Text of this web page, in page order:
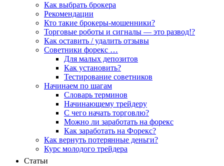
Как выбрать брокера
Рекомендации
Кто такие брокеры-мошенники?
Торговые роботы и сигналы — это развод!?
Как оставить / удалить отзывы
Советники форекс …
Для малых депозитов
Как установить?
Тестирование советников
Начинаем по шагам
Словарь терминов
Начинающему трейдеру
С чего начать торговлю?
Можно ли заработать на форекс
Как заработать на Форекс?
Как вернуть потерянные деньги?
Курс молодого трейдера
Статьи